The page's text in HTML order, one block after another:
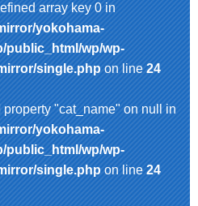
array key 0 in
yokohama-
public_html/wp/wp-
single.phpon line24
property "cat_name" on null in
yokohama-
public_html/wp/wp-
single.phpon line24